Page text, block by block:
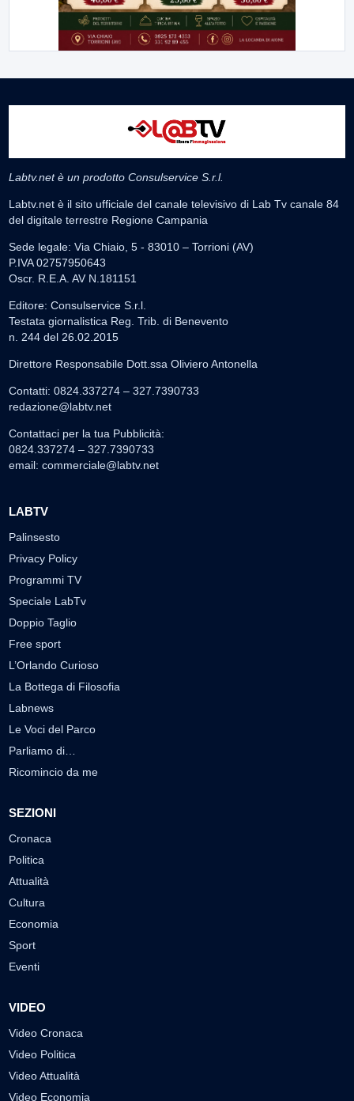
Labtv.net è un prodotto Consulservice S.r.l.
Labtv.net è il sito ufficiale del canale televisivo di Lab Tv canale 84
del digitale terrestre Regione Campania
Sede legale: Via Chiaio, 5 - 83010 – Torrioni (AV)
P.IVA 02757950643
Oscr. R.E.A. AV N.181151
Editore: Consulservice S.r.l.
Testata giornalistica Reg. Trib. di Benevento
n. 244 del 26.02.2015
Direttore Responsabile Dott.ssa Oliviero Antonella
Contatti: 0824.337274 – 327.7390733
redazione@labtv.net
Contattaci per la tua Pubblicità:
0824.337274 – 327.7390733
email: commerciale@labtv.net
LABTV
Palinsesto
Privacy Policy
Programmi TV
Speciale LabTv
Doppio Taglio
Free sport
L’Orlando Curioso
La Bottega di Filosofia
Labnews
Le Voci del Parco
Parliamo di…
Ricomincio da me
SEZIONI
Cronaca
Politica
Attualità
Cultura
Economia
Sport
Eventi
VIDEO
Video Cronaca
Video Politica
Video Attualità
Video Economia